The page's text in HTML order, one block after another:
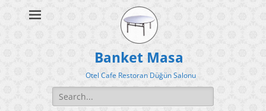
Banket Masa
Otel Cafe Restoran Düğün Salonu
Search
for: